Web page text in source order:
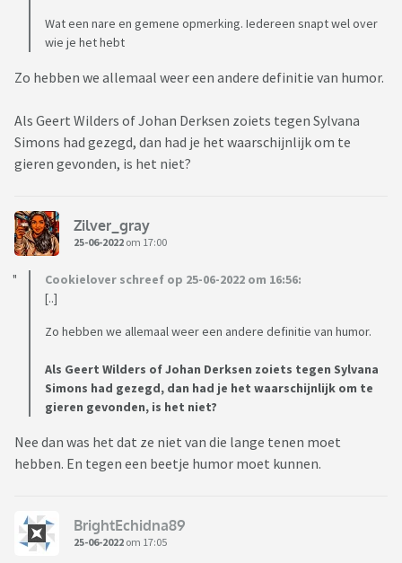
Wat een nare en gemene opmerking. Iedereen snapt wel over
wie je het hebt
Zo hebben we allemaal weer een andere definitie van humor.
Als Geert Wilders of Johan Derksen zoiets tegen Sylvana
Simons had gezegd, dan had je het waarschijnlijk om te
gieren gevonden, is het niet?
Zilver_gray
25-06-2022 om 17:00
Cookielover schreef op 25-06-2022 om 16:56:
[..]
Zo hebben we allemaal weer een andere definitie van humor.
Als Geert Wilders of Johan Derksen zoiets tegen Sylvana
Simons had gezegd, dan had je het waarschijnlijk om te
gieren gevonden, is het niet?
Nee dan was het dat ze niet van die lange tenen moet
hebben. En tegen een beetje humor moet kunnen.
BrightEchidna89
25-06-2022 om 17:05